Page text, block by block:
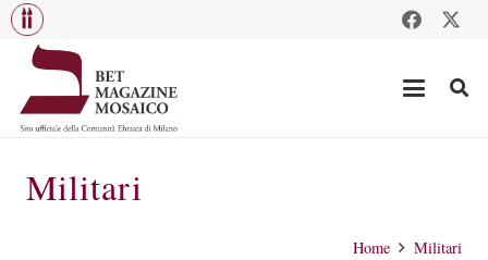
Militari
Home Militari